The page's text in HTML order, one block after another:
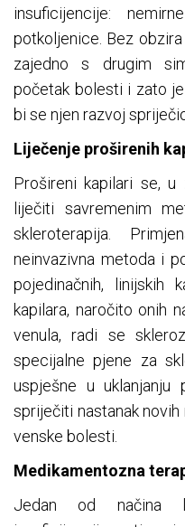
insuficijencije:
potkoljenice. Bez
zajedno s drugim
početak bolesti i zato
bi se njen razvoj
Liječenje proširenih
Prošireni kapilari se,
liječiti savremenim
skleroterapija.
neinvazivna metoda i
pojedinačnih, linijskih
kapilara, naročito onih
venula, radi se
specijalne pjene za
uspješne u uklanjanju
spriječiti nastanak
venske bolesti.
Medikamentozna
Jedan od načina